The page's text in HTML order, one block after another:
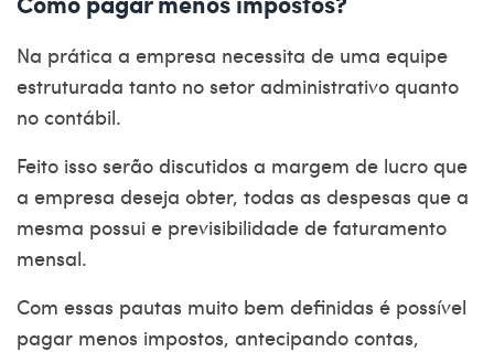
Na prática a empresa necessita de uma equipe
estruturada tanto no setor administrativo quanto
no contábil.
Feito isso serão discutidos a margem de lucro que
a empresa deseja obter, todas as despesas que a
mesma possui e previsibilidade de faturamento
mensal.
Com essas pautas muito bem definidas é possível
pagar menos impostos, antecipando contas,